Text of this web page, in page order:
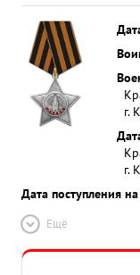
г.
г.
Дата поступления
Ещё